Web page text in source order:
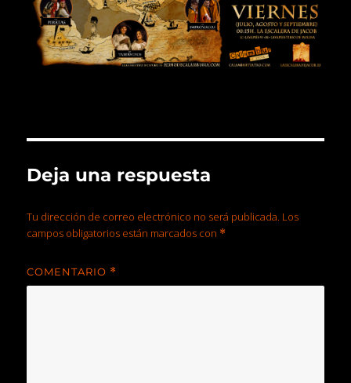
Deja una respuesta
Tu dirección de correo electrónico no será publicada. Los
campos obligatorios están marcados con *
COMENTARIO *